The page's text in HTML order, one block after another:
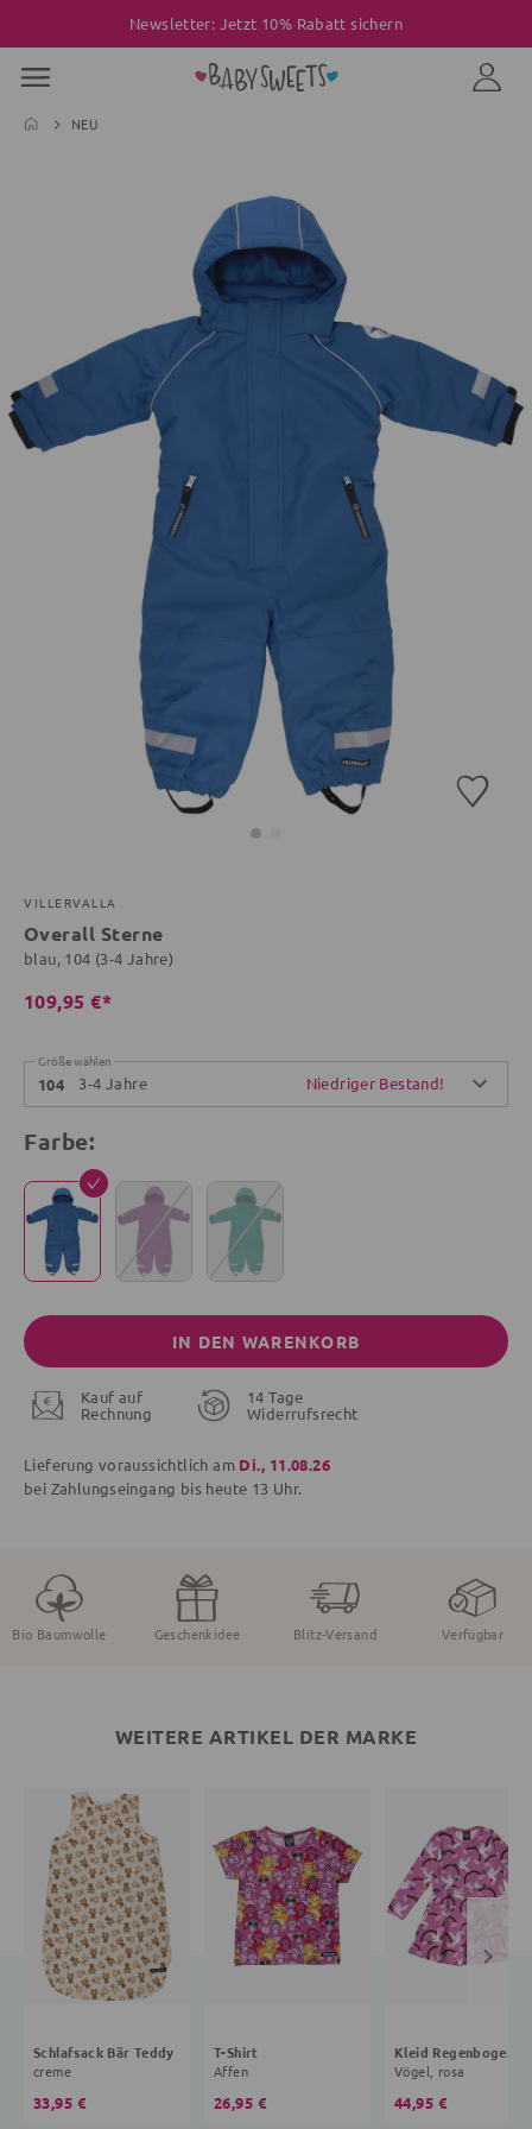
Newsletter: Jetzt 10% Rabatt sichern
NEU
VILLERVALLA
Overall Sterne
blau, 104 (3-4 Jahre)
109,95 €*
Größe wählen
104 3-4 Jahre Niedriger Bestand!
Farbe:
IN DEN WARENKORB
Kauf auf
Rechnung
14 Tage
Widerrufsrecht
Lieferung voraussichtlich am Di., 11.08.26
bei Zahlungseingang bis heute 13 Uhr.
Bio Baumwolle Geschenkidee Blitz-Versand Verfügbar
WEITERE ARTIKEL DER MARKE
Schlafsack Bär Teddy
creme
33,95 €
T-Shirt
Affen
26,95 €
Vögel, rosa
44,95 €